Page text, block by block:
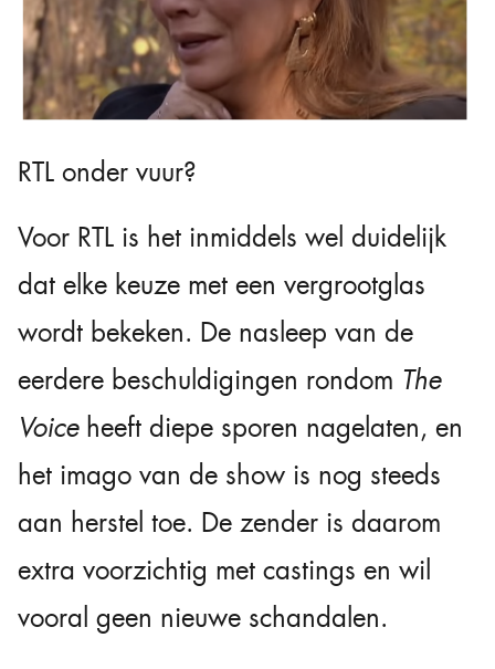
RTL onder vuur?
Voor RTL is het inmiddels wel duidelijk
dat elke keuze met een vergrootglas
wordt bekeken. De nasleep van de
eerdere beschuldigingen rondom The
Voiceheeft diepe sporen nagelaten, en
het imago van de show is nog steeds
aan herstel toe. De zender is daarom
extra voorzichtig met castings en wil
vooral geen nieuwe schandalen.